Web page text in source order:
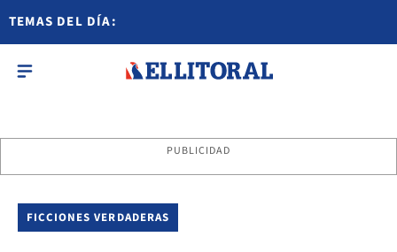
TEMAS DEL DÍA:
PUBLICIDAD
FICCIONES VERDADERAS